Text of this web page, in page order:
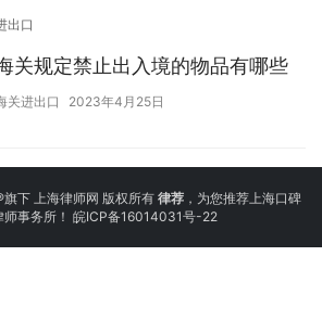
出口
关规定禁止出入境的物品有哪些
关进出口 2023年4月25日
下 上海律师网 版权所有 律荐，为您推荐上海口碑
事务所！ 皖ICP备16014031号-22